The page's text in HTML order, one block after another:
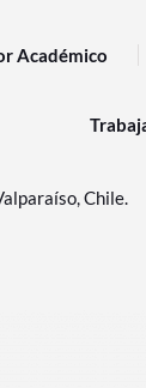
Académico
Chile.